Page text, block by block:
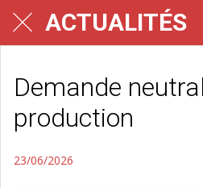
ACTUALITÉS
Demande
production
23/06/2026